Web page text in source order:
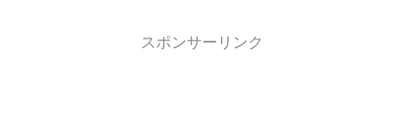
スポンサーリンク